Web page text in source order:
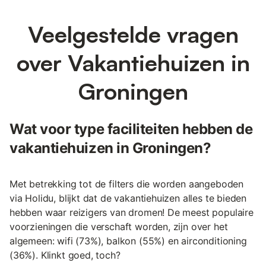
Veelgestelde vragen
over Vakantiehuizen in
Groningen
Wat voor type faciliteiten hebben de
vakantiehuizen in Groningen?
Met betrekking tot de filters die worden aangeboden
via Holidu, blijkt dat de vakantiehuizen alles te bieden
hebben waar reizigers van dromen! De meest populaire
voorzieningen die verschaft worden, zijn over het
algemeen: wifi (73%), balkon (55%) en airconditioning
(36%). Klinkt goed, toch?